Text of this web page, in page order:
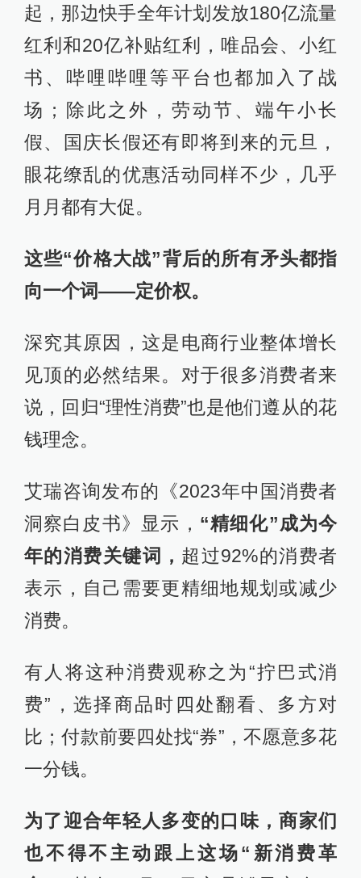
起，那边快手全年计划发放180亿流量
红利和20亿补贴红利，唯品会、小红
书、哔哩哔哩等平台也都加入了战
场；除此之外，劳动节、端午小长
假、国庆长假还有即将到来的元旦，
眼花缭乱的优惠活动同样不少，几乎
月月都有大促。
这些“价格大战”背后的所有矛头都指
向一个词——定价权。
深究其原因，这是电商行业整体增长
见顶的必然结果。对于很多消费者来
说，回归“理性消费”也是他们遵从的花
钱理念。
艾瑞咨询发布的《2023年中国消费者
洞察白皮书》显示， “精细化”成为今
年的消费关键词， 超过92%的消费者
表示，自己需要更精细地规划或减少
消费。
有人将这种消费观称之为“拧巴式消
费”，选择商品时四处翻看、多方对
比；付款前要四处找“券”，不愿意多花
一分钱。
为了迎合年轻人多变的口味，商家们
也不得不主动跟上这场“新消费革